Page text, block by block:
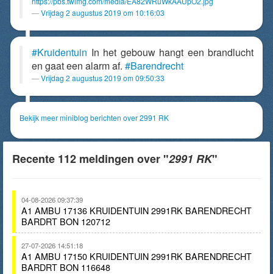
Vrijdag 2 augustus 2019 om 10:16:03
#Kruidentuin In het gebouw hangt een brandlucht
en gaat een alarm af. #Barendrecht
Vrijdag 2 augustus 2019 om 09:50:33
Bekijk meer miniblog berichten over 2991 RK
Recente 112 meldingen over "2991 RK"
04-08-2026 09:37:39
A1 AMBU 17136 KRUIDENTUIN 2991RK BARENDRECHT
BARDRT BON 120712
27-07-2026 14:51:18
A1 AMBU 17150 KRUIDENTUIN 2991RK BARENDRECHT
BARDRT BON 116648